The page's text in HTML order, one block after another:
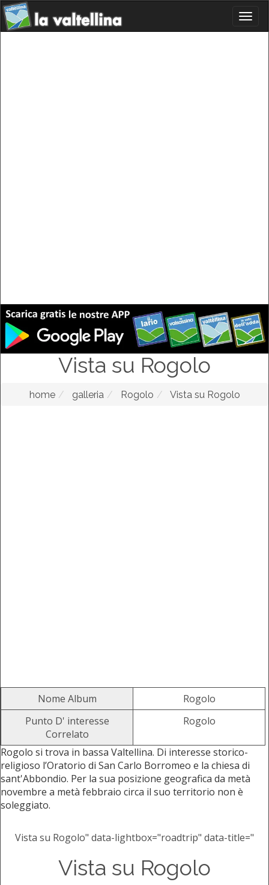
Vista su Rogolo
home galleria Rogolo Vista su Rogolo
Nome Album
Rogolo
Punto D' interesse
Correlato
Rogolo
Rogolo si trova in bassa Valtellina. Di interesse storico-
religioso l’Oratorio di San Carlo Borromeo e la chiesa di
sant'Abbondio. Per la sua posizione geografica da metà
novembre a metà febbraio circa il suo territorio non è
soleggiato.
Vista su Rogolo" data-lightbox="roadtrip" data-title="
Vista su Rogolo